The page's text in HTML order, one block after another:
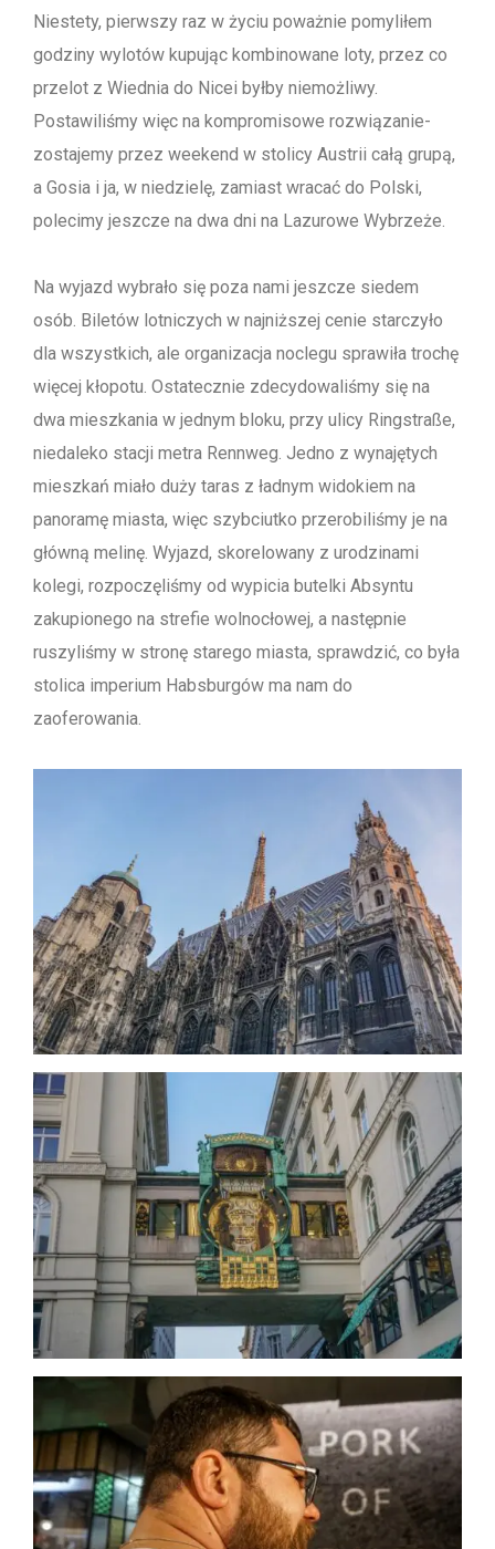
Niestety, pierwszy raz w życiu poważnie pomyliłem
godziny wylotów kupując kombinowane loty, przez co
przelot z Wiednia do Nicei byłby niemożliwy.
Postawiliśmy więc na kompromisowe rozwiązanie-
zostajemy przez weekend w stolicy Austrii całą grupą,
a Gosia i ja, w niedzielę, zamiast wracać do Polski,
polecimy jeszcze na dwa dni na Lazurowe Wybrzeże.
Na wyjazd wybrało się poza nami jeszcze siedem
osób. Biletów lotniczych w najniższej cenie starczyło
dla wszystkich, ale organizacja noclegu sprawiła trochę
więcej kłopotu. Ostatecznie zdecydowaliśmy się na
dwa mieszkania w jednym bloku, przy ulicy Ringstraße,
niedaleko stacji metra Rennweg. Jedno z wynajętych
mieszkań miało duży taras z ładnym widokiem na
panoramę miasta, więc szybciutko przerobiliśmy je na
główną melinę. Wyjazd, skorelowany z urodzinami
kolegi, rozpoczęliśmy od wypicia butelki Absyntu
zakupionego na strefie wolnocłowej, a następnie
ruszyliśmy w stronę starego miasta, sprawdzić, co była
stolica imperium Habsburgów ma nam do
zaoferowania.